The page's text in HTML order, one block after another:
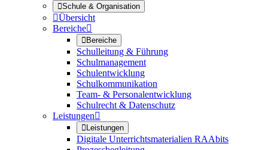
Schule & Organisation
Übersicht
Bereiche
Bereiche
Schulleitung & Führung
Schulmanagement
Schulentwicklung
Schulkommunikation
Team- & Personalentwicklung
Schulrecht & Datenschutz
Leistungen
Leistungen
Digitale Unterrichtsmaterialien RAAbits